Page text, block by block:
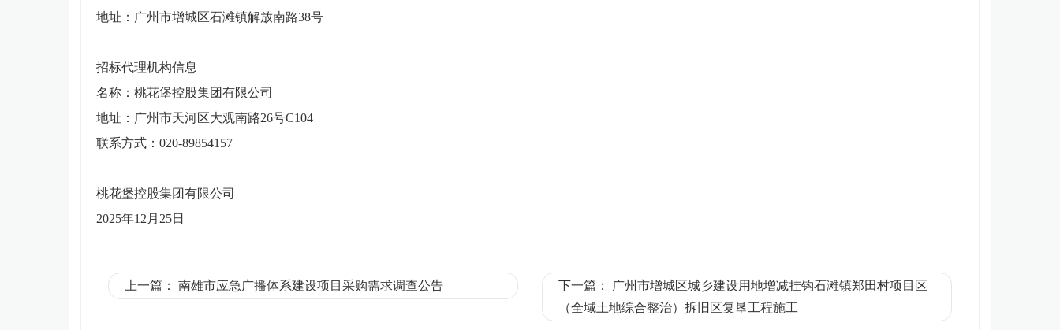
地址：广州市增城区石滩镇解放南路38号
招标代理机构信息
名称： 桃花堡控股集团有限公司
地址： 广州市天河区大观南路26号C104
联系方式： 020-89854157
桃花堡控股集团有限公司
2025年12 月 25日
上一篇： 南雄市应急广播体系建设项目采购需求调查公告 下一篇：
广州市增城区城乡建设用地增减挂钩石滩镇郑田村项目区
（全域土地综合整治）拆旧区复垦工程施工